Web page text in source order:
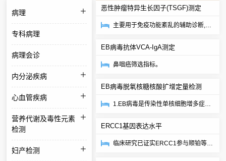
病理
专科病理
病理会诊
内分泌疾病
心血管疾病
营养代谢及毒性元素
检测
妇产检测
恶性肿瘤特异生长因子(TSGF)测定
主要用于免疫功能紊乱的辅助诊断,对
效评价和预示...
EB病毒抗体VCA-IgA测定
鼻咽癌筛选指标。
EB病毒脱氧核糖核酸扩增定量检测
1.EB病毒是传染性单核细胞增多症的
免疫低下或缺...
ERCC1基因表达水平
临床研究已证实ERCC1参与顺铂等化